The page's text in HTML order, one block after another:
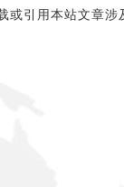
或引用本站文章涉